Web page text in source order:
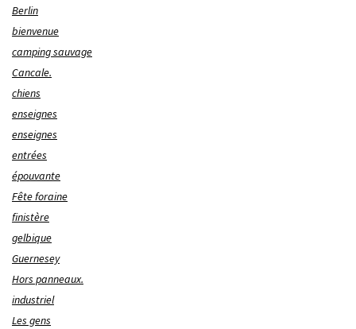
Berlin
bienvenue
camping sauvage
Cancale.
chiens
enseignes
enseignes
entrées
épouvante
Fête foraine
finistère
gelbique
Guernesey
Hors panneaux.
industriel
Les gens